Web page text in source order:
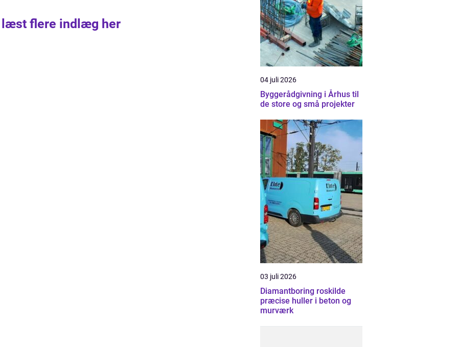
læst flere indlæg her
04 juli 2026
Byggerådgivning i Århus til
de store og små projekter
03 juli 2026
Diamantboring roskilde
præcise huller i beton og
murværk